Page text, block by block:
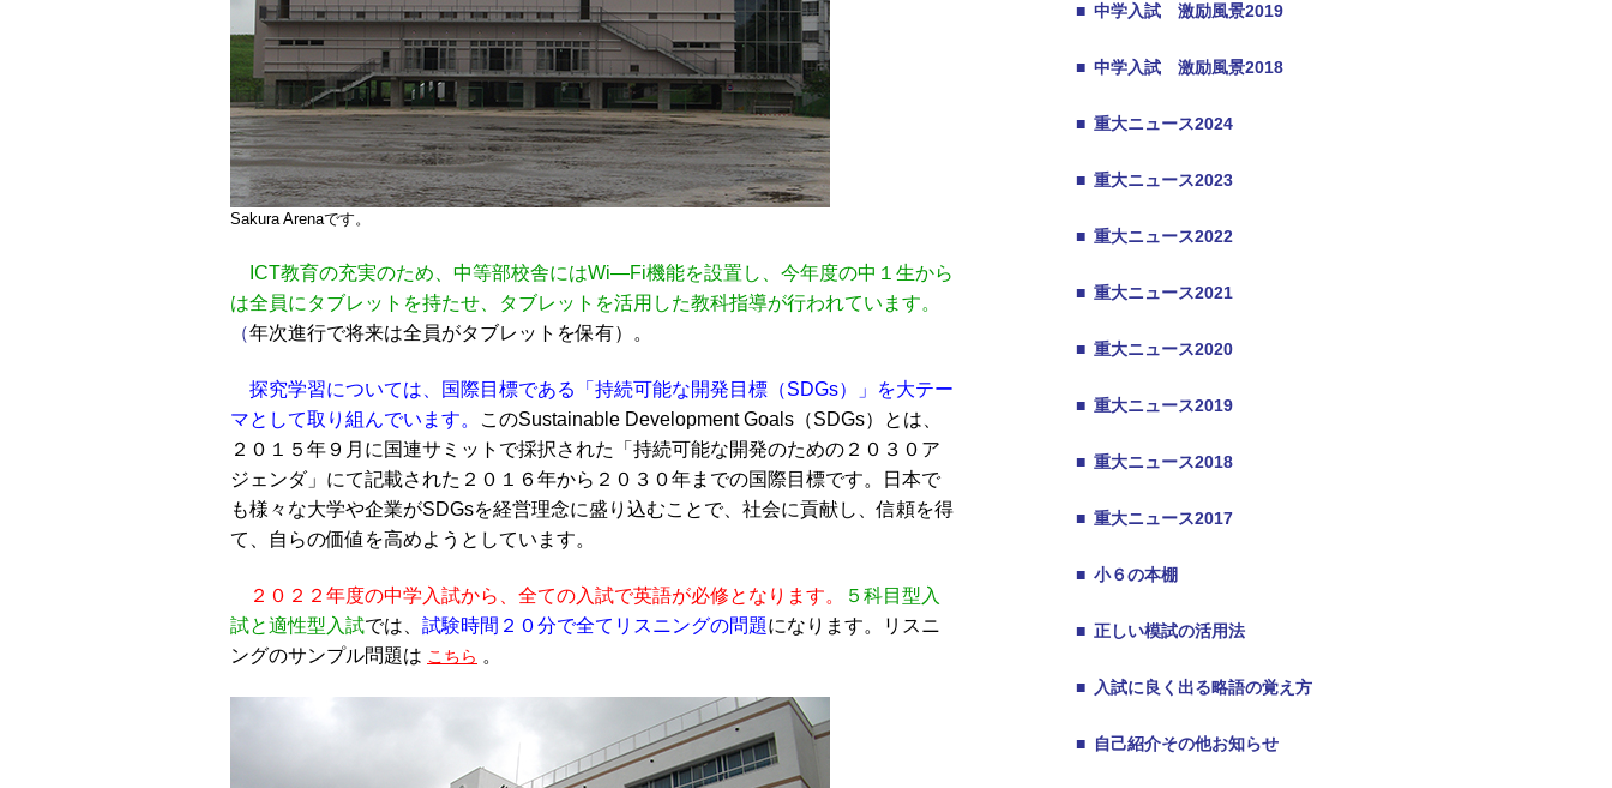
Sakura Arenaです。
ICT教育の充実のため、中等部校舎にはWi―Fi機能を設置し、今年度の中１生から
は全員にタブレットを持たせ、タブレットを活用した教科指導が行われています。
（年次進行で将来は全員がタブレットを保有）。
探究学習については、国際目標である「持続可能な開発目標（SDGs）」を大テー
マとして取り組んでいます。
このSustainable Development Goals（SDGs）とは、
２０１５年９月に国連サミットで採択された「持続可能な開発のための２０３０ア
ジェンダ」にて記載された２０１６年から２０３０年までの国際目標です。日本で
も様々な大学や企業がSDGsを経営理念に盛り込むことで、社会に貢献し、信頼を得
て、自らの価値を高めようとしています。
２０２２年度の中学入試から、全ての入試で英語が必修となります。
５科目型入
試と適性型入試では、 試験時間２０分で全てリスニングの問題になります。リスニ
ングのサンプル問題は こちら 。
■ 中学入試 激励風景2019
■ 中学入試 激励風景2018
■ 重大ニュース2024
■ 重大ニュース2023
■ 重大ニュース2022
■ 重大ニュース2021
■ 重大ニュース2020
■ 重大ニュース2019
■ 重大ニュース2018
■ 重大ニュース2017
■ 小６の本棚
■ 正しい模試の活用法
■ 入試に良く出る略語の覚え方
■ 自己紹介その他お知らせ